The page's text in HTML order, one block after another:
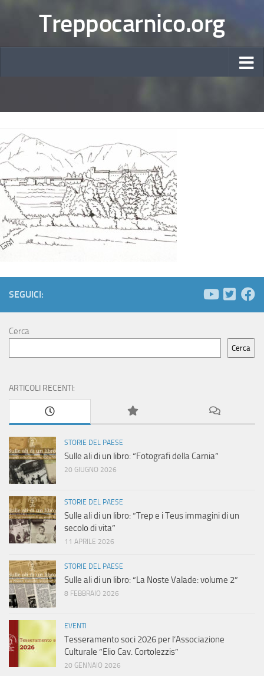
Treppocarnico.org
SEGUICI:
Cerca
Cerca
ARTICOLI RECENTI:
STORIE DEL PAESE
Sulle ali di un libro: “Fotografi della Carnia”
20 GIUGNO 2026
STORIE DEL PAESE
Sulle ali di un libro: “Trep e i Teus immagini di un
secolo di vita”
11 APRILE 2026
STORIE DEL PAESE
Sulle ali di un libro: “La Noste Valade: volume 2”
8 FEBBRAIO 2026
EVENTI
Tesseramento soci 2026 per l’Associazione
Culturale “Elio Cav. Cortolezzis”
20 GENNAIO 2026